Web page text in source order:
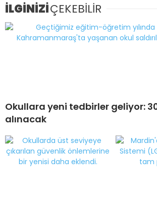
İLGİNİZİÇEKEBİLİR
Okullara yeni tedbirler geliyor:
alınacak